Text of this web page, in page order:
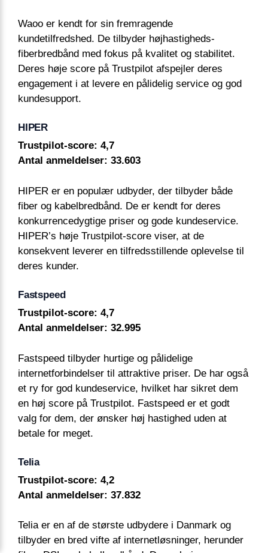
Waoo er kendt for sin fremragende
kundetilfredshed. De tilbyder højhastigheds-
fiberbredbånd med fokus på kvalitet og stabilitet.
Deres høje score på Trustpilot afspejler deres
engagement i at levere en pålidelig service og god
kundesupport.
HIPER
Trustpilot-score: 4,7
Antal anmeldelser: 33.603
HIPER er en populær udbyder, der tilbyder både
fiber og kabelbredbånd. De er kendt for deres
konkurrencedygtige priser og gode kundeservice.
HIPER’s høje Trustpilot-score viser, at de
konsekvent leverer en tilfredsstillende oplevelse til
deres kunder.
Fastspeed
Trustpilot-score: 4,7
Antal anmeldelser: 32.995
Fastspeed tilbyder hurtige og pålidelige
internetforbindelser til attraktive priser. De har også
et ry for god kundeservice, hvilket har sikret dem
en høj score på Trustpilot. Fastspeed er et godt
valg for dem, der ønsker høj hastighed uden at
betale for meget.
Telia
Trustpilot-score: 4,2
Antal anmeldelser: 37.832
Telia er en af de største udbydere i Danmark og
tilbyder en bred vifte af internetløsninger, herunder